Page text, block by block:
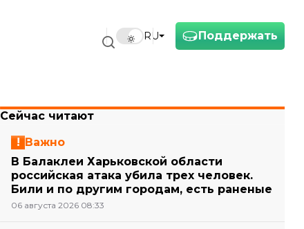
Поддержать
RU
Сейчас читают
Важно
В Балаклеи Харьковской области
российская атака убила трех человек.
Били и по другим городам, есть раненые
06 августа 2026 08:33